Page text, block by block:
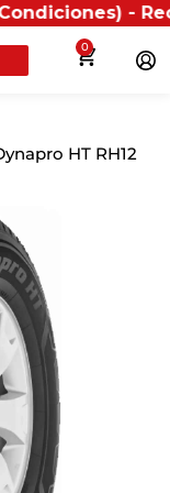
-
0
HT RH12